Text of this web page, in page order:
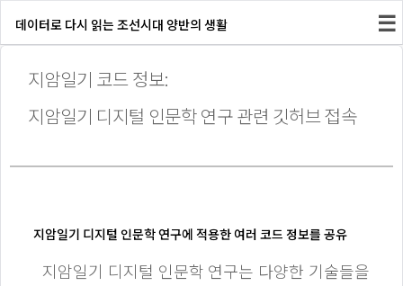
데이터로 다시 읽는 조선시대 양반의 생활 ☰
지암일기 코드 정보:
지암일기 디지털 인문학 연구 관련 깃허브 접속
지암일기 디지털 인문학 연구에 적용한 여러 코드 정보를 공유
지암일기 디지털 인문학 연구는 다양한 기술들을